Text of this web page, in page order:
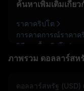
ภาพรวม ดอลลาร์สห
ค้นหาเพิ่มเติมเกี่ย
ราคาคริปโต
การคาดการณ์ราคาค
วิธีการซื้อคริปโต
ดอลลาร์สหรัฐ (USD)